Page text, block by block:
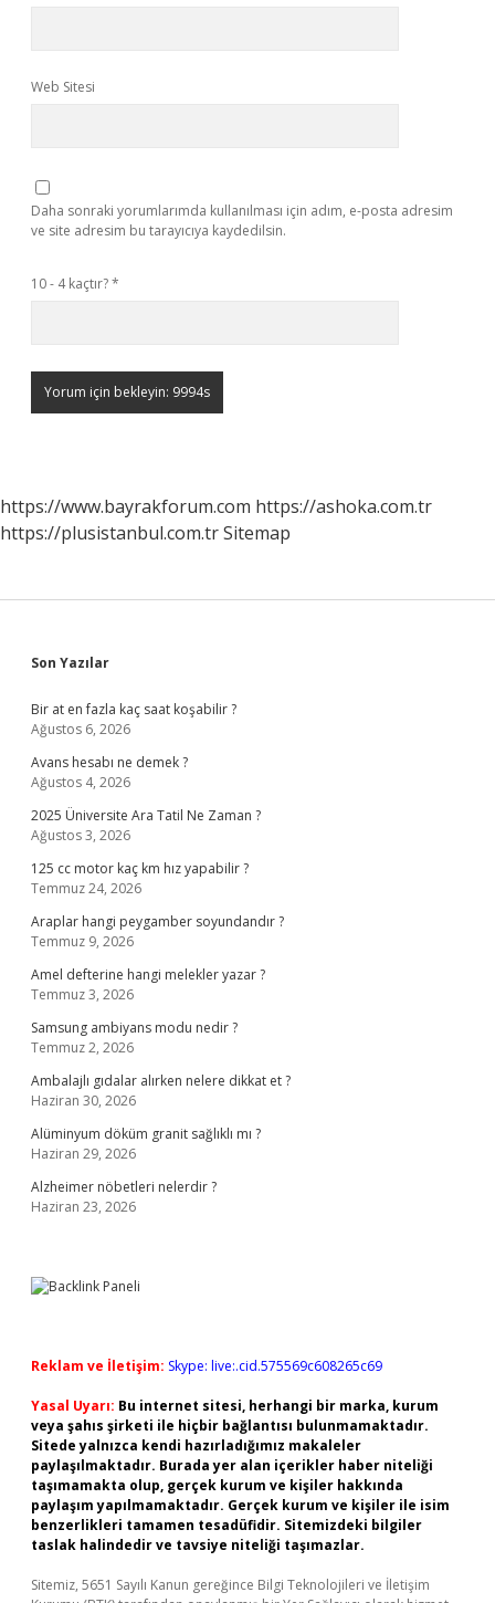
Web Sitesi
Daha sonraki yorumlarımda kullanılması için adım, e-posta adresim
ve site adresim bu tarayıcıya kaydedilsin.
10 - 4 kaçtır?*
https://www.bayrakforum.com https://ashoka.com.tr
https://plusistanbul.com.trSitemap
Sidebar
Son Yazılar
Bir at en fazla kaç saat koşabilir ?
Ağustos 6, 2026
Avans hesabı ne demek ?
Ağustos 4, 2026
2025 Üniversite Ara Tatil Ne Zaman ?
Ağustos 3, 2026
125 cc motor kaç km hız yapabilir ?
Temmuz 24, 2026
Araplar hangi peygamber soyundandır ?
Temmuz 9, 2026
Amel defterine hangi melekler yazar ?
Temmuz 3, 2026
Samsung ambiyans modu nedir ?
Temmuz 2, 2026
Ambalajlı gıdalar alırken nelere dikkat et ?
Haziran 30, 2026
Alüminyum döküm granit sağlıklı mı ?
Haziran 29, 2026
Alzheimer nöbetleri nelerdir ?
Haziran 23, 2026
Reklam ve İletişim: Skype: live:.cid.575569c608265c69
Yasal Uyarı: Bu internet sitesi, herhangi bir marka, kurum
veya şahıs şirketi ile hiçbir bağlantısı bulunmamaktadır.
Sitede yalnızca kendi hazırladığımız makaleler
paylaşılmaktadır. Burada yer alan içerikler haber niteliği
taşımamakta olup, gerçek kurum ve kişiler hakkında
paylaşım yapılmamaktadır. Gerçek kurum ve kişiler ile isim
benzerlikleri tamamen tesadüfidir. Sitemizdeki bilgiler
taslak halindedir ve tavsiye niteliği taşımazlar.
Sitemiz, 5651 Sayılı Kanun gereğince Bilgi Teknolojileri ve İletişim